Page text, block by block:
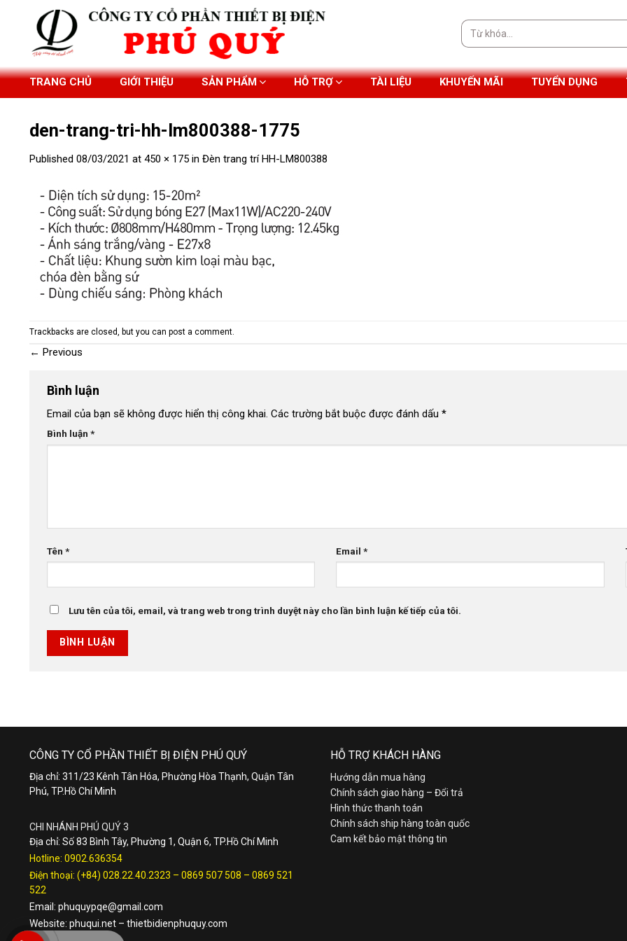
Tìm
kiếm:
TRANG CHỦ GIỚI THIỆU SẢN PHẨM HỖ TRỢ TÀI LIỆU KHUYẾN MÃI TUYỂN DỤNG
den-trang-tri-hh-lm800388-1775
Published 08/03/2021 at 450 × 175 in Đèn trang trí HH-LM800388
Trackbacks are closed, but you can post a comment
← Previous
Bình luận
Email của bạn sẽ không được hiển thị công khai. Các trường bắt buộc được đánh dấu *
Bình luận *
Tên * Email*
Lưu tên của tôi, email, và trang web trong trình duyệt này cho lần bình luận kế tiếp của tôi.
CÔNG TY CỔ PHẦN THIẾT BỊ ĐIỆN PHÚ QUÝ
Địa chỉ: 311/23 Kênh Tân Hóa, Phường Hòa Thạnh, Quận Tân
Phú, TP.Hồ Chí Minh
CHI NHÁNH PHÚ QUÝ 3
Địa chỉ: Số 83 Bình Tây, Phường 1, Quận 6, TP.Hồ Chí Minh
Hotline: 0902.636354
Điện thoại: (+84) 028.22.40.2323 – 0869 507 508 – 0869 521
522
Email: phuquypqe@gmail.com
Website: phuqui.net – thietbidienphuquy.com
HỖ TRỢ KHÁCH HÀNG
Hướng dẫn mua hàng
Chính sách giao hàng – Đổi trả
Hình thức thanh toán
Chính sách ship hàng toàn quốc
Cam kết bảo mật thông tin